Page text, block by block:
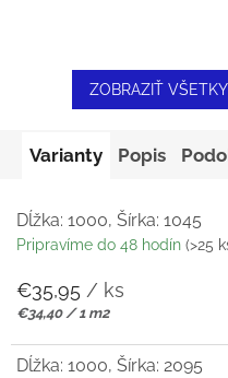
ZOBRAZIŤ
Varianty Popis
Dĺžka: 1000, Šírka: 1045
Pripravíme do 48 hodín (>25
€35,95 / ks
Jednotková
€34,40 / 1 m2
Dĺžka: 1000, Šírka: 2095